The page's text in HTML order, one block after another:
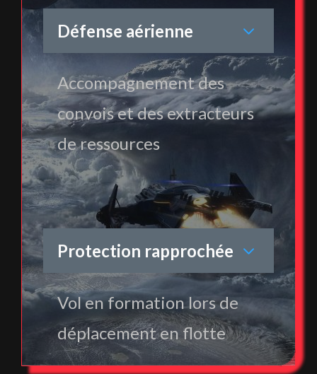
Défense aérienne
Accompagnement des
convois et des extracteurs
de ressources
Protection rapprochée
Vol en formation lors de
déplacement en flotte